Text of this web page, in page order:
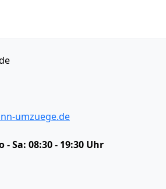
umzuege.de
- Sa: 08:30 - 19:30 Uhr